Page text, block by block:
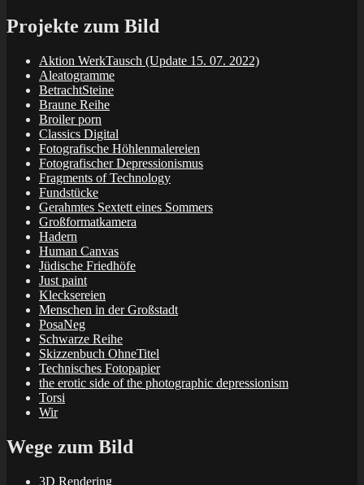
Projekte zum Bild
Aktion WerkTausch (Update 15. 07. 2022)
Aleatogramme
BetrachtSteine
Braune Reihe
Broiler porn
Classics Digital
Fotografische Höhlenmalereien
Fotografischer Depressionismus
Fragments of Technology
Fundstücke
Gerahmtes Sextett eines Sommers
Großformatkamera
Hadern
Human Canvas
Jüdische Friedhöfe
Just paint
Klecksereien
Menschen in der Großstadt
PosaNeg
Schwarze Reihe
Skizzenbuch OhneTitel
Technisches Fotopapier
the erotic side of the photographic depressionism
Torsi
Wir
Wege zum Bild
3D Rendering